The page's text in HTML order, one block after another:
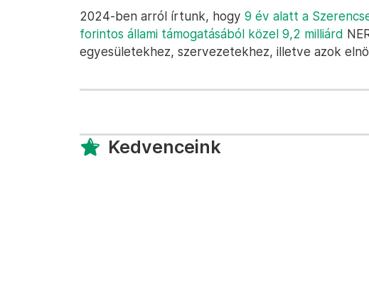
2024-ben arról írtunk, hogy 9 év alatt a
forintos állami támogatásából közel 9,2 milliárd
egyesületekhez, szervezetekhez, illetve azok
Kedvenceink